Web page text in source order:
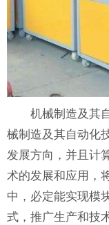
机械制造及其自
械制造及其自动化
发展方向，并且计
术的发展和应用，
中，必定能实现模
式，推广生产和技